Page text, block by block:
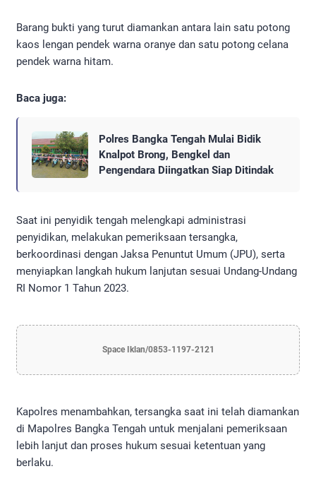
Barang bukti yang turut diamankan antara lain satu potong
kaos lengan pendek warna oranye dan satu potong celana
pendek warna hitam.
Baca juga:
Polres Bangka Tengah Mulai Bidik
Knalpot Brong, Bengkel dan
Pengendara Diingatkan Siap Ditindak
Saat ini penyidik tengah melengkapi administrasi
penyidikan, melakukan pemeriksaan tersangka,
berkoordinasi dengan Jaksa Penuntut Umum (JPU), serta
menyiapkan langkah hukum lanjutan sesuai Undang-Undang
RI Nomor 1 Tahun 2023.
Space Iklan/0853-1197-2121
Kapolres menambahkan, tersangka saat ini telah diamankan
di Mapolres Bangka Tengah untuk menjalani pemeriksaan
lebih lanjut dan proses hukum sesuai ketentuan yang
berlaku.